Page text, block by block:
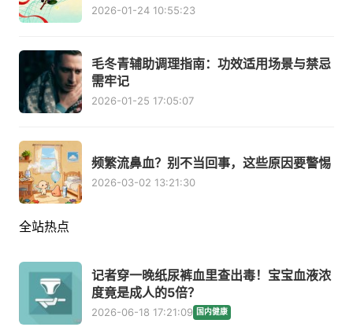
2026-01-24 10:55:23
毛冬青辅助调理指南：功效适用场景与禁忌
需牢记
2026-01-25 17:05:07
频繁流鼻血？别不当回事，这些原因要警惕
2026-03-02 13:21:30
全站热点
记者穿一晚纸尿裤血里查出毒！宝宝血液浓
度竟是成人的5倍？
2026-06-18 17:21:09 国内健康